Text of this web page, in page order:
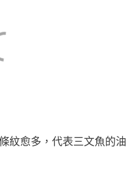
紋愈多，代表三文魚的油